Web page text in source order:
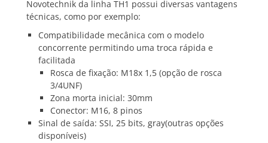
Novotechnik da linha TH1 possui diversas vantagens
técnicas, como por exemplo:
Compatibilidade mecânica com o modelo
concorrente permitindo uma troca rápida e
facilitada
Rosca de fixação: M18x 1,5 (opção de rosca
3/4UNF)
Zona morta inicial: 30mm
Conector: M16, 8 pinos
Sinal de saída: SSI, 25 bits, gray(outras opções
disponíveis)